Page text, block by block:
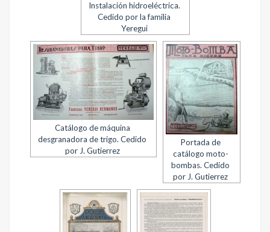
Instalación hidroeléctrica.
Cedido por la familia
Yeregui
Catálogo de máquina
desgranadora de trigo. Cedido
por J. Gutierrez
Portada de
catálogo moto-
bombas. Cedido
por J. Gutierrez